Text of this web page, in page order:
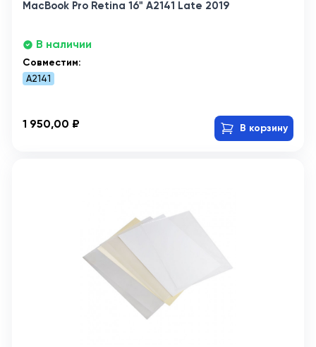
MacBook Pro Retina 16" A2141 Late 2019
В наличии
Совместим:
A2141
1 950,00 ₽ В корзину